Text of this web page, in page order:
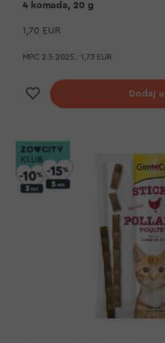
4 komada, 20 g
1,70 EUR
MPC 2.5.2025.: 1,73 EUR
Dodaj na listu
Dodaj